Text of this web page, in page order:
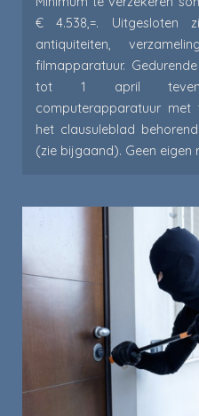
€ 4.538,=. Uitgesloten
antiquiteiten,
filmapparatuur.
tot 1 april tevens
computerapparatuur
het clausuleblad
(zie bijgaand). Geen eigen